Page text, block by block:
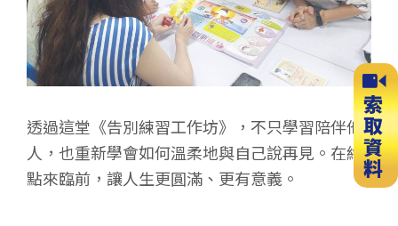
透過這堂《告別練習工作坊》，不只學習陪伴他
人，也重新學會如何溫柔地與自己說再見。在終
點來臨前，讓人生更圓滿、更有意義。